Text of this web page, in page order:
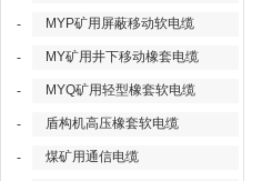
- MYP矿用屏蔽移动软电缆
- MY矿用井下移动橡套电缆
- MYQ矿用轻型橡套软电缆
- 盾构机高压橡套软电缆
- 煤矿用通信电缆